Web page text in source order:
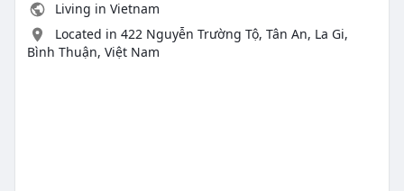
Living in Vietnam
Located in 422 Nguyễn Trường Tộ, Tân An, La Gi,
Bình Thuận, Việt Nam